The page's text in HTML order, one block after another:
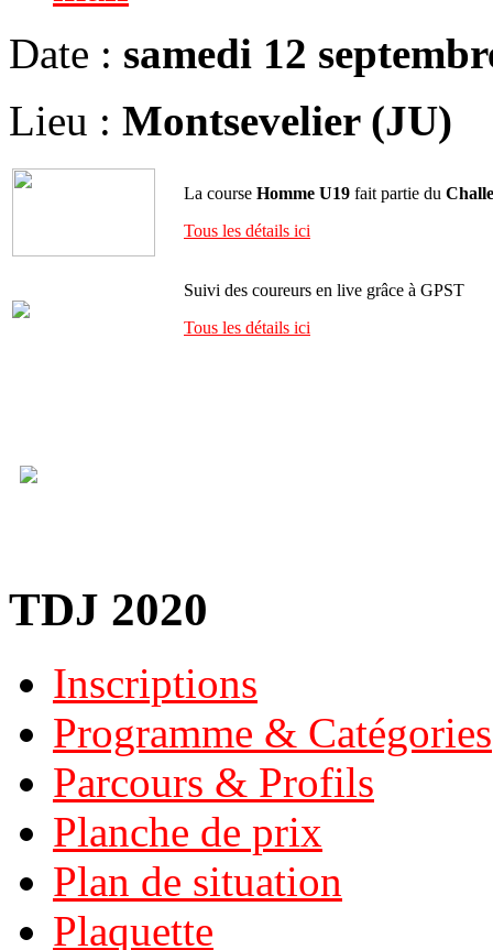
Date : samedi 12
Lieu : Montsevelier (JU)
La course Homme U19 fait partie du
Tous les détails ici
Suivi des coureurs en live grâce à GPST
Tous les détails ici
TDJ 2020
Inscriptions
Programme & Catégories
Parcours & Profils
Planche de prix
Plan de situation
Plaquette